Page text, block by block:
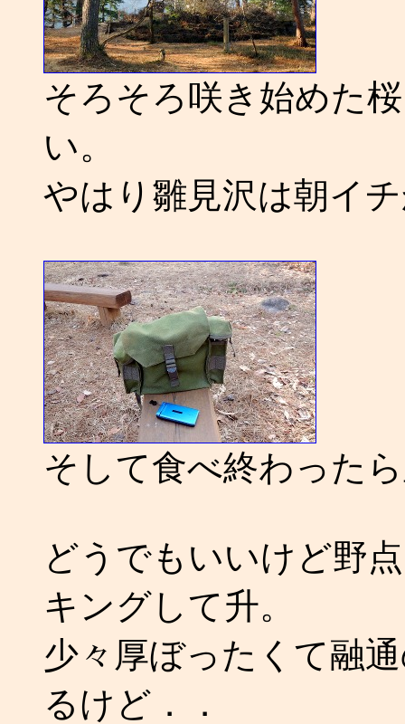
そろそろ咲き始めた
い。
やはり雛見沢は朝イ
そして食べ終わった
どうでもいいけど野
キングして升。
少々厚ぼったくて融
るけど．．